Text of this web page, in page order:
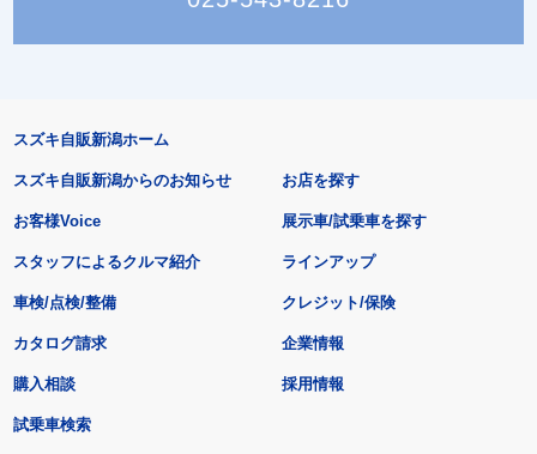
スズキ自販新潟ホーム
スズキ自販新潟からのお知らせ
お客様Voice
スタッフによるクルマ紹介
お店を探す
展示車/試乗車を探す
ラインアップ
車検/点検/整備 クレジット/保険
カタログ請求
購入相談
試乗車検索
企業情報
採用情報